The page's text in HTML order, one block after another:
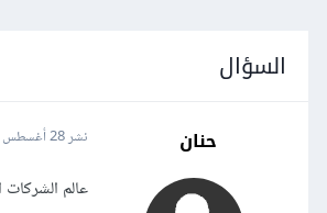
السؤال
حنان نشر28 أغسطس 2015
عالم